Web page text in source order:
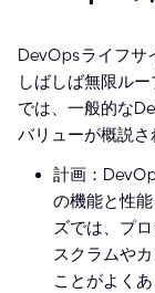
DevOpsライフサ
しばしば無限ル
では、一般的な
バリューが概説さ
計画：
の機能と性
ズでは、プ
スクラムや
ことがよくあ